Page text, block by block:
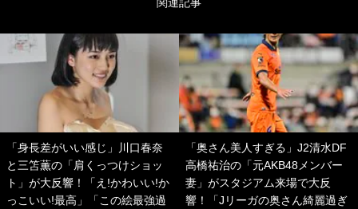
関連記事
「身長差がいい感じ」川口春奈
と三笘薫の「肩くっつけショッ
ト」が大反響！「え!かわいい!か
っこいい!最高」「この絵最強過
「奥さん美人すぎる」J2清水DF
高橋祐治の「元AKB48メンバー
妻」がスタジアム来場で大反
響！「Jリーガの奥さん綺麗過ぎ